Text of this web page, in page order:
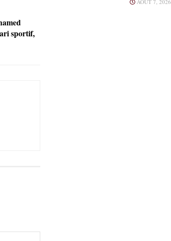
sportif,
AOÛT 7, 2026